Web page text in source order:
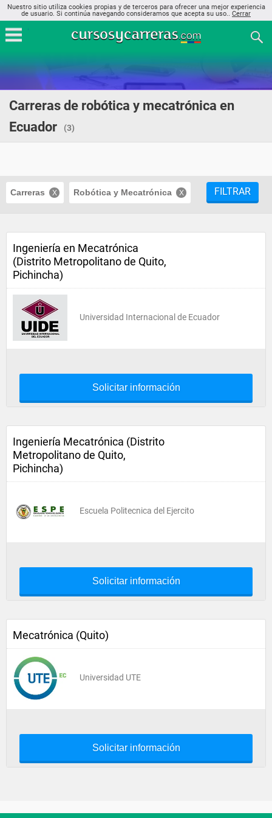
Nuestro sitio utiliza cookies propias y de terceros para ofrecer una mejor experiencia
de usuario. Si continúa navegando consideramos que acepta su uso.. Cerrar
Carreras de robótica y mecatrónica en
Ecuador
(3)
Carreras Robótica y Mecatrónica FILTRAR
Ingeniería en Mecatrónica
(Distrito Metropolitano de Quito,
Pichincha)
Universidad Internacional de Ecuador
Solicitar información
Ingeniería Mecatrónica (Distrito
Metropolitano de Quito,
Pichincha)
Escuela Politecnica del Ejercito
Solicitar información
Mecatrónica (Quito)
Universidad UTE
Solicitar información